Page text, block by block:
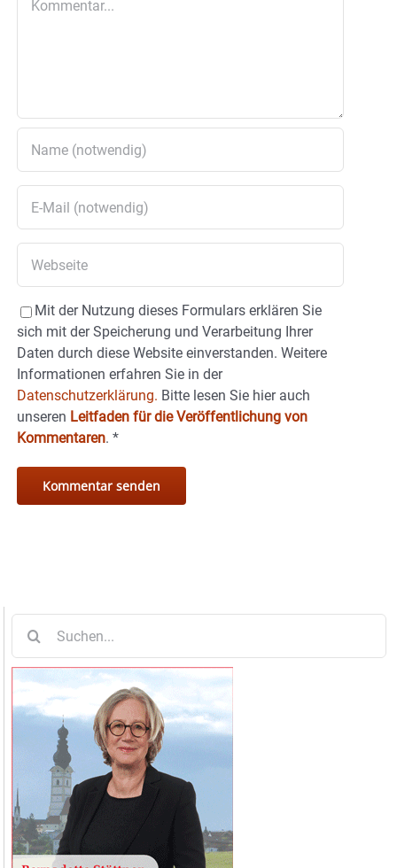
Mit der Nutzung dieses Formulars erklären Sie
sich mit der Speicherung und Verarbeitung Ihrer
Daten durch diese Website einverstanden. Weitere
Informationen erfahren Sie in der
Datenschutzerklärung. Bitte lesen Sie hier auch
unseren Leitfaden für die Veröffentlichung von
Kommentaren. *
nach: